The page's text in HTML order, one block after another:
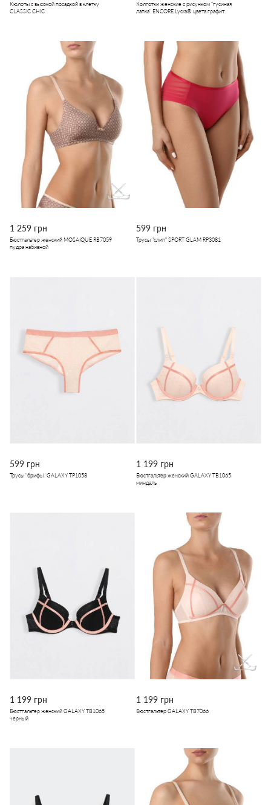
Кюлоты с высокой посадкой в клетку
CLASSIC CHIC
Колготки женские с рисунком "гусиная
лапка" ENCORE Lycra® цвета графит
1 259 грн
Бюстгальтер женский MOSAIQUE RB7059
пудра набивной
599 грн
Трусы "слип" SPORT GLAM RP3081
599 грн
Трусы "брифы" GALAXY TP1058
1 199 грн
Бюстгальтер женский GALAXY TB1065
миндаль
1 199 грн
Бюстгальтер женский GALAXY TB1065
черный
1 199 грн
Бюстгальтер GALAXY TB7066